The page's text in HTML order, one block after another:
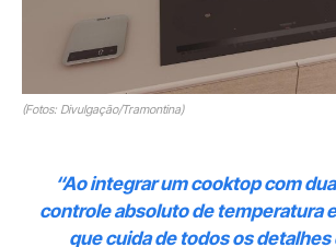
(Fotos: Divulgação/Tramontina)
“Ao integrar um cooktop com
controle absoluto de temperatura
que cuida de todos os detalhes